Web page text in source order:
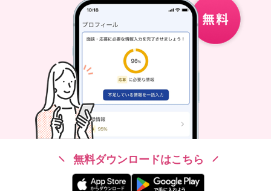
無料ダウンロードはこちら